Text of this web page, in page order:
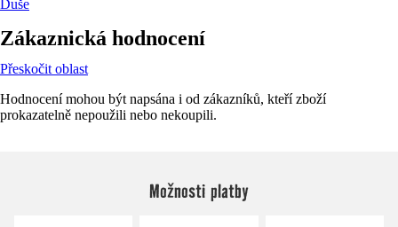
Duše
Zákaznická hodnocení
Přeskočit oblast
Hodnocení mohou být napsána i od zákazníků, kteří zboží
prokazatelně nepoužili nebo nekoupili.
Možnosti platby